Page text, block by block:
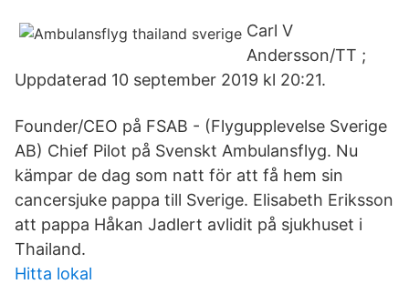
Carl V
Andersson/TT ;
Uppdaterad 10 september 2019 kl 20:21.
Founder/CEO på FSAB - (Flygupplevelse Sverige
AB) Chief Pilot på Svenskt Ambulansflyg. Nu
kämpar de dag som natt för att få hem sin
cancersjuke pappa till Sverige. Elisabeth Eriksson
att pappa Håkan Jadlert avlidit på sjukhuset i
Thailand.
Hitta lokal